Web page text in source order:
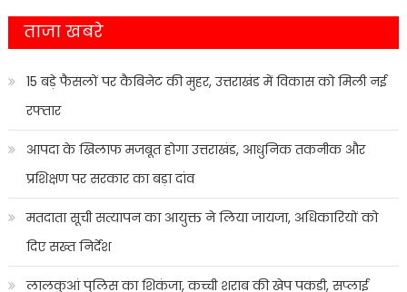
ताजा खबरे
15 बड़े फैसलों पर कैबिनेट की मुहर, उत्तराखंड में विकास को मिली नई
रफ्तार
आपदा के खिलाफ मजबूत होगा उत्तराखंड, आधुनिक तकनीक और
प्रशिक्षण पर सरकार का बड़ा दांव
मतदाता सूची सत्यापन का आयुक्त ने लिया जायजा, अधिकारियों को
दिए सख्त निर्देश
लालकुआं पुलिस का शिकंजा, कच्ची शराब की खेप पकड़ी, सप्लाई